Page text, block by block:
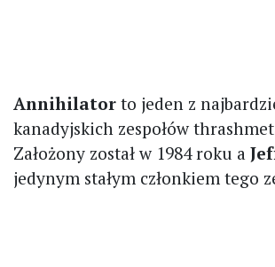
Annihilator to jeden z
kanadyjskich zespołów
Założony został w 1984 roku a
jedynym stałym członkiem tego